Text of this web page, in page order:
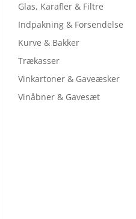
Glas, Karafler & Filtre
Indpakning & Forsendelse
Kurve & Bakker
Trækasser
Vinkartoner & Gaveæsker
Vinåbner & Gavesæt